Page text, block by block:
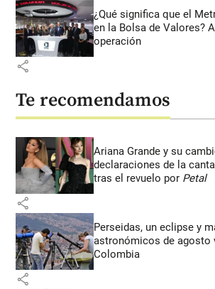
¿Qué significa que el
en la Bolsa de Valores?
operación
share
Te recomendamos
Ariana Grande y su
declaraciones de la
tras el revuelo por Petal
share
Perseidas, un eclipse y
astronómicos de agosto
Colombia
share